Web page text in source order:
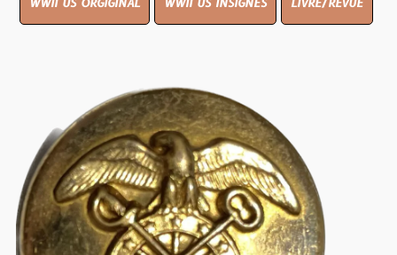
WWII US ORGIGINAL WWII US INSIGNES LIVRE/REVUE